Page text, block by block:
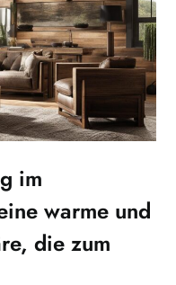
im
warme und
die zum